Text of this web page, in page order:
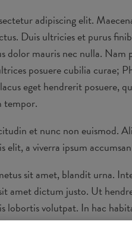
adipiscing elit.
Duis ultricies et purus
dolor mauris nec nulla.
posuere cubilia curae;
eget hendrerit posuere,
tempor.
et nunc non euismod.
elit, a viverra ipsum
sit amet, blandit urna.
amet dictum justo. Ut
lobortis volutpat. In hac